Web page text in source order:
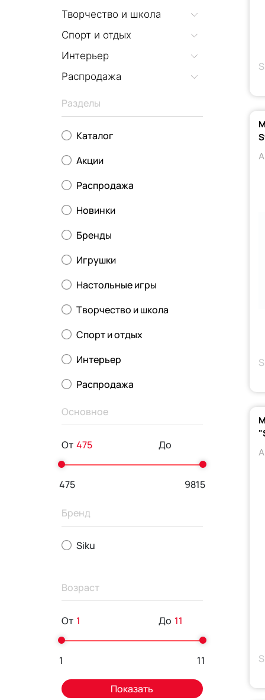
Творчество и школа
Спорт и отдых
Интерьер
Распродажа
Разделы
Каталог
Акции
Распродажа
Новинки
Бренды
Игрушки
Настольные игры
Творчество и школа
Спорт и отдых
Интерьер
Распродажа
Основное
От До
475 9815
Бренд
Siku
Возраст
От До
1 11